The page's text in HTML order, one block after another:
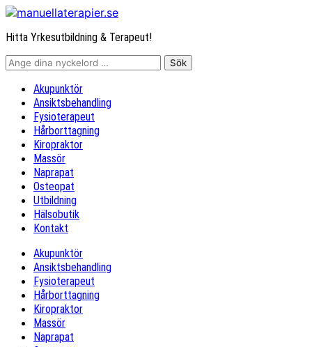
Hitta Yrkesutbildning & Terapeut!
Akupunktör
Ansiktsbehandling
Fysioterapeut
Hårborttagning
Kiropraktor
Massör
Naprapat
Osteopat
Utbildning
Hälsobutik
Kontakt
Akupunktör
Ansiktsbehandling
Fysioterapeut
Hårborttagning
Kiropraktor
Massör
Naprapat